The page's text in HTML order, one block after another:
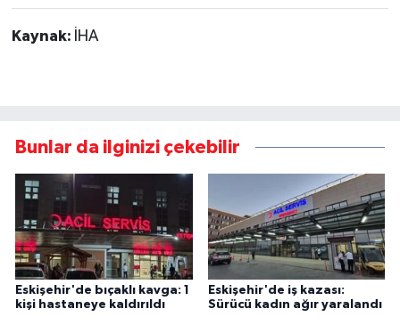
Kaynak: İHA
Bunlar da ilginizi çekebilir
Eskişehir'de bıçaklı kavga: 1
kişi hastaneye kaldırıldı
Eskişehir'de iş kazası:
Sürücü kadın ağır yaralandı